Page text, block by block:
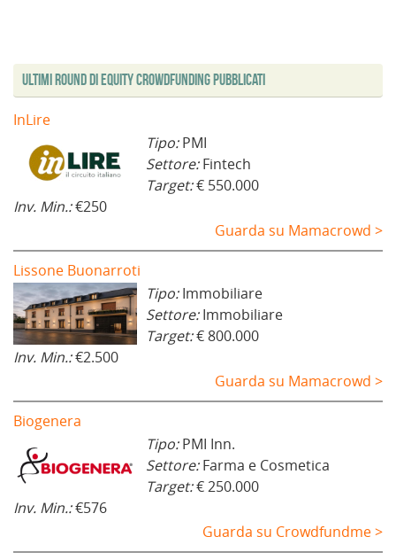
Ultimi Round di Equity Crowdfunding Pubblicati
InLire
Tipo:PMI
Settore:Fintech
Target:€ 550.000
Inv. Min.:€250
Guarda su Mamacrowd >
Lissone Buonarroti
Tipo:Immobiliare
Settore:Immobiliare
Target:€ 800.000
Inv. Min.:€2.500
Guarda su Mamacrowd >
Biogenera
Tipo:PMI Inn.
Settore:Farma e Cosmetica
Target:€ 250.000
Inv. Min.:€576
Guarda su Crowdfundme >